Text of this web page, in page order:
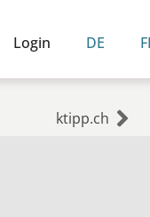
Login DE
ktipp.ch